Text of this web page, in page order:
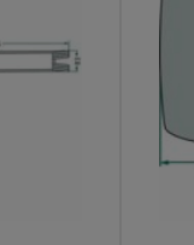
i fokus
av högkvalitativa
och
som är